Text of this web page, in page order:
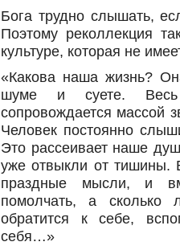
Бога трудно слышать,
Поэтому реколлекция
культуре, которая не
«Какова наша жизнь?
шуме и суете. Весь
сопровождается массой
Человек постоянно
Это рассеивает наше
уже отвыкли от тишины.
праздные мысли, и
помолчать, а сколько
обратится к себе,
себя…»